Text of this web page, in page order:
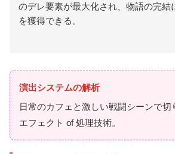
のデレ要素が最大化され、物語の完結
を獲得できる。
演出システムの解析
日常のカフェと激しい戦闘シーンで切
エフェクト of 処理技術。